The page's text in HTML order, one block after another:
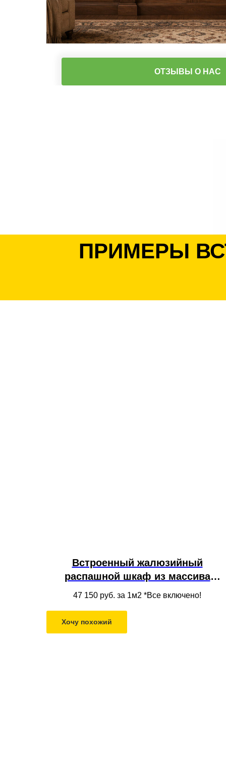
ОТЗЫВЫ О НАС
ПРИМЕРЫ
Встроенный жалюзийный
распашной шкаф из массива
дерева цвета венге в нишу под
47 150 руб. за 1м2 *Все включено!
Хочу похожий